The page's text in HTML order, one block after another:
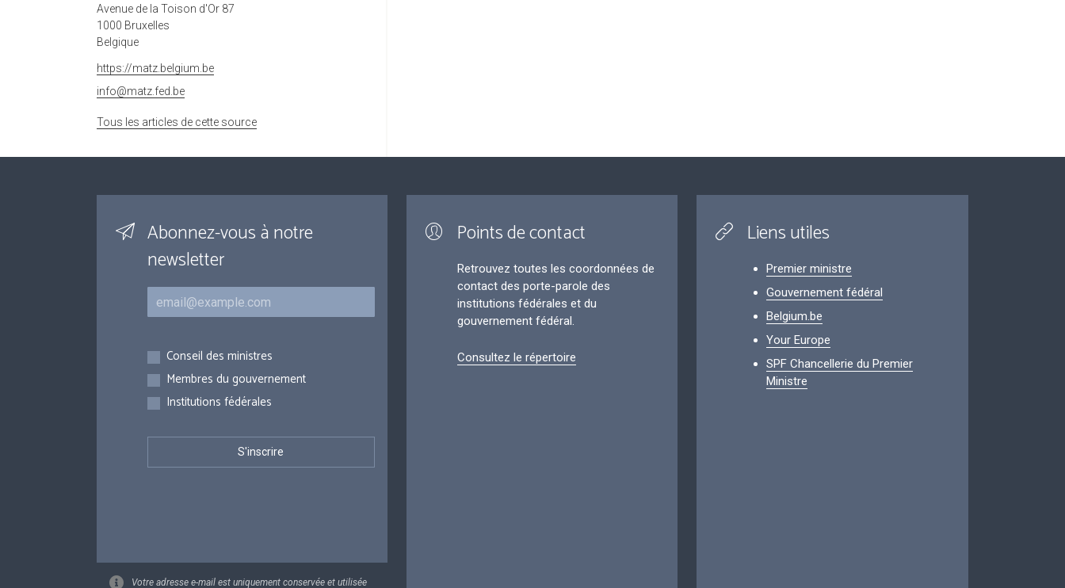
Avenue de la Toison d'Or 87
1000 Bruxelles
Belgique
https://matz.belgium.be
info@matz.fed.be
Tous les articles de cette source
Abonnez-vous à notre
newsletter
Courriel
Inscriptions
Conseil des ministres
Membres du gouvernement
Institutions fédérales
Votre adresse e-mail est uniquement conservée et utilisée
Points de contact
Retrouvez toutes les coordonnées de
contact des porte-parole des
institutions fédérales et du
gouvernement fédéral.
Consultez le répertoire
Liens utiles
Premier ministre
Gouvernement fédéral
Belgium.be
Your Europe
SPF Chancellerie du Premier
Ministre